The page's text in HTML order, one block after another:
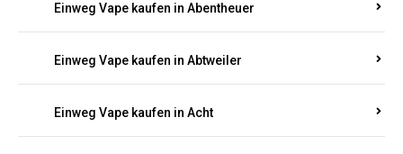
Einweg Vape kaufen in Abentheuer
Einweg Vape kaufen in Abtweiler
Einweg Vape kaufen in Acht